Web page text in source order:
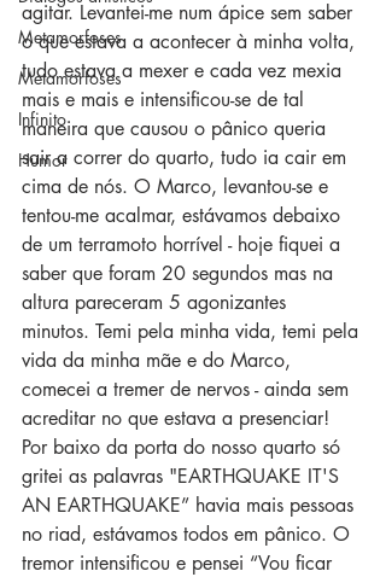
Metamorfoses
Metamorfoses
Infinito
Humor
agitar. Levantei-me num ápice sem saber
o que estava a acontecer à minha volta,
tudo estava a mexer e cada vez mexia
mais e mais e intensificou-se de tal
maneira que causou o pânico queria
sair a correr do quarto, tudo ia cair em
cima de nós. O Marco, levantou-se e
tentou-me acalmar, estávamos debaixo
de um terramoto horrível - hoje fiquei a
saber que foram 20 segundos mas na
altura pareceram 5 agonizantes
minutos. Temi pela minha vida, temi pela
vida da minha mãe e do Marco,
comecei a tremer de nervos - ainda sem
acreditar no que estava a presenciar!
Por baixo da porta do nosso quarto só
gritei as palavras "EARTHQUAKE IT'S
AN EARTHQUAKE” havia mais pessoas
no riad, estávamos todos em pânico. O
tremor intensificou e pensei “Vou ficar